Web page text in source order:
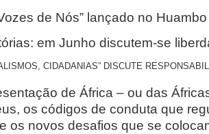
de Nós” lançado no
em Junho discutem-se
CIDADANIAS” DISCUTE
de África – ou das
os códigos de conduta que
os novos desafios que se